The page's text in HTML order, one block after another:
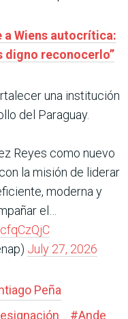
a Wiens autocrítica:
digno reconocerlo”
una institución
del Paraguay.
Reyes como nuevo
la misión de liderar
moderna y
el…
July 27, 2026
Peña
#Ande